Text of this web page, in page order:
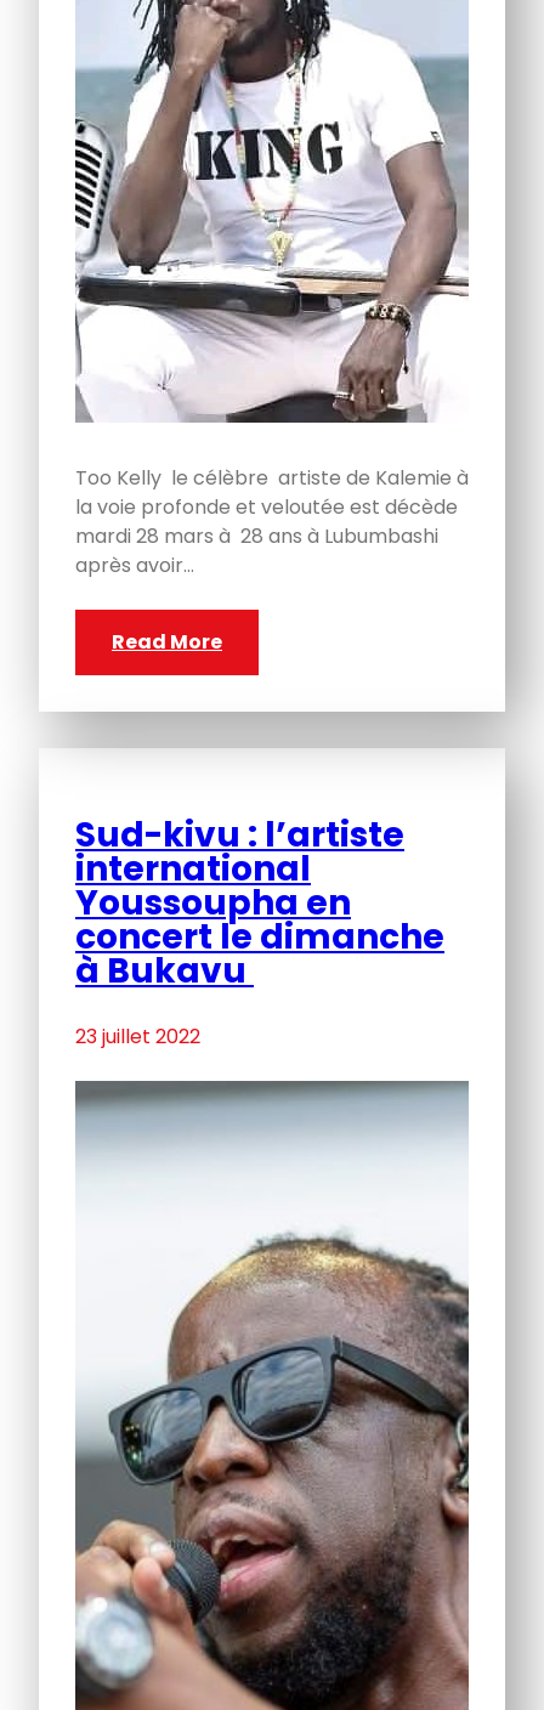
Too Kelly le célèbre artiste de Kalemie à
la voie profonde et veloutée est décède
mardi 28 mars à 28 ans à Lubumbashi
après avoir…
Read More
Sud-kivu : l’artiste
international
Youssoupha en
concert le dimanche
à Bukavu
23 juillet 2022